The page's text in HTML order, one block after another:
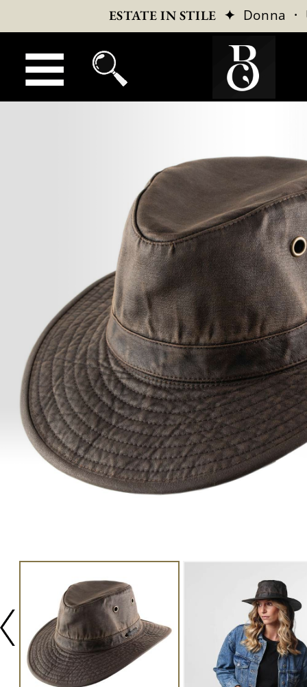
ESTATE IN STILE ✦ Donna ·